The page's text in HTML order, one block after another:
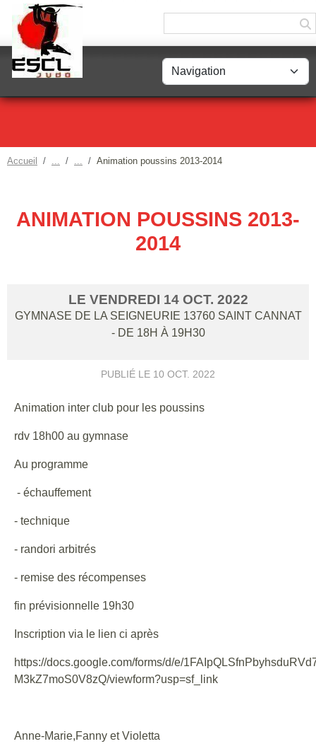
Accueil Animation poussins 2013-2014
ANIMATION POUSSINS 2013-
2014
LE VENDREDI 14 OCT. 2022
GYMNASE DE LA SEIGNEURIE 13760 SAINT CANNAT
- DE 18H À 19H30
PUBLIÉ LE 10 OCT. 2022
Animation inter club pour les poussins
rdv 18h00 au gymnase
Au programme
- échauffement
- technique
- randori arbitrés
- remise des récompenses
fin prévisionnelle 19h30
Inscription via le lien ci après
https://docs.google.com/forms/d/e/
M3kZ7moS0V8zQ/viewform?usp=sf_link
Anne-Marie,Fanny et Violetta
Panneau de gestion des cookies